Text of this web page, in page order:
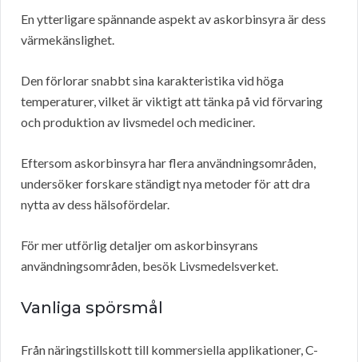
En ytterligare spännande aspekt av askorbinsyra är dess
värmekänslighet.
Den förlorar snabbt sina karakteristika vid höga
temperaturer, vilket är viktigt att tänka på vid förvaring
och produktion av livsmedel och mediciner.
Eftersom askorbinsyra har flera användningsområden,
undersöker forskare ständigt nya metoder för att dra
nytta av dess hälsofördelar.
För mer utförlig detaljer om askorbinsyrans
användningsområden, besök Livsmedelsverket.
Vanliga spörsmål
Från näringstillskott till kommersiella applikationer, C-